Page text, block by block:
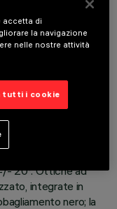
sorgenti LED. Vano
con faldina
a 10 celle
e direzionabili
20°. Ottiche ad
integrate in
nero; la
accetta di
la navigazione
nelle nostre attività
tutti i cookie